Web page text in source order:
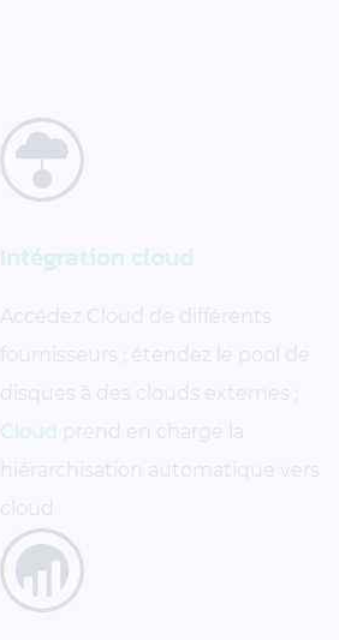
Intégration cloud
Cloud